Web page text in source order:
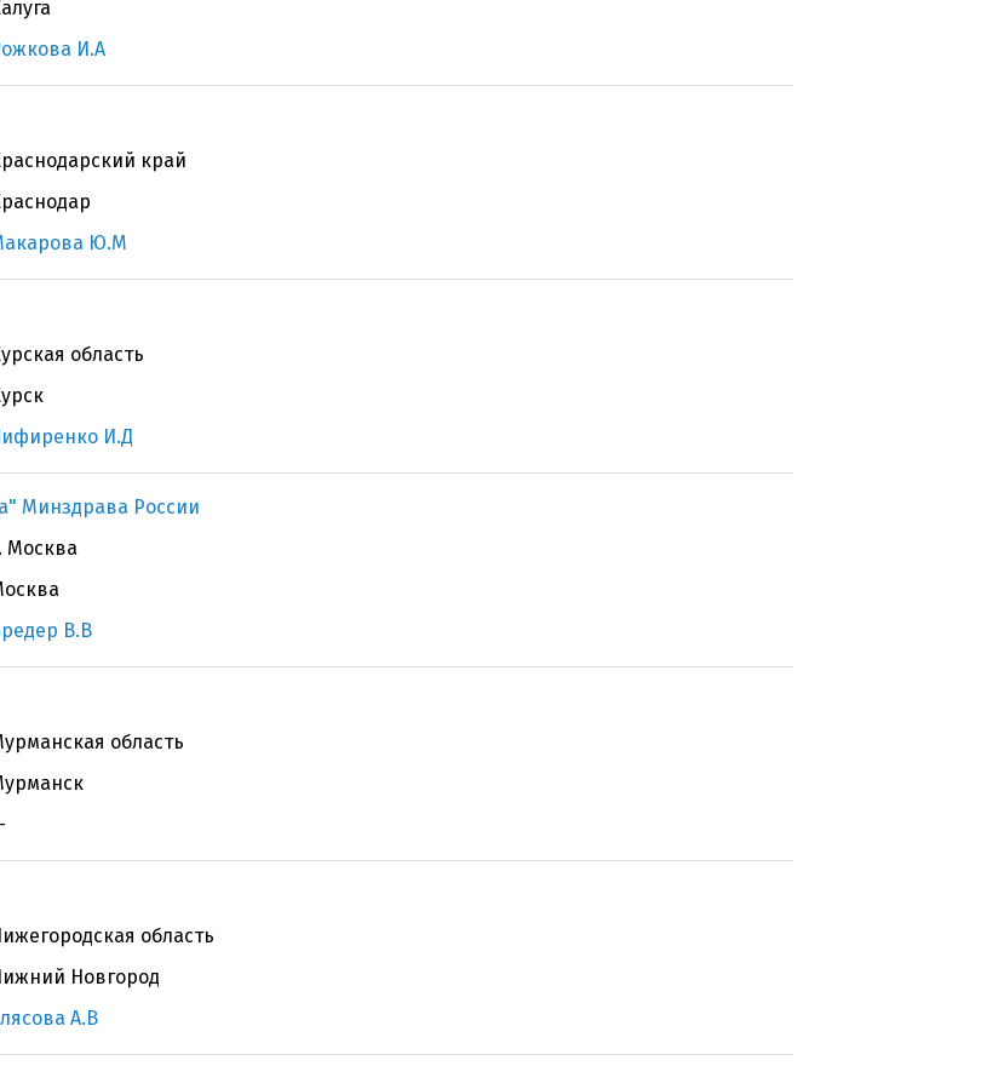
И.А
край
Ю.М
область
И.Д
Минздрава России
Москва
В.В
область
область
Новгород
А.В